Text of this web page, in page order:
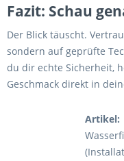
Fazit: Schau
Der Blick täuscht.
sondern auf geprüfte
du dir echte Sicherheit,
Geschmack direkt in
Artikel: